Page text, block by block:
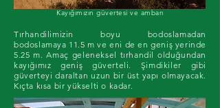
Kayığımızın güvertesi ve ambarı
Tırhandilimizin boyu bodoslamadan
bodoslamaya 11.5 m ve eni de en geniş yerinde
5.25 m. Amaç geleneksel tırhandil olduğundan
kayığımız geniş güverteli. Şimdikiler gibi
güverteyi daraltan uzun bir üst yapı olmayacak.
Kıçta kısa bir yükselti o kadar.